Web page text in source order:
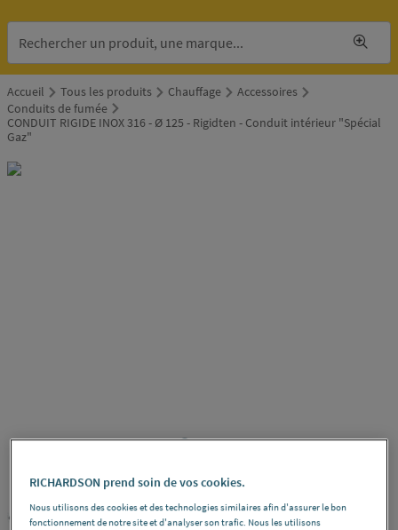
Accueil Tous les produits Chauffage
Accessoires
Conduits de fumée
CONDUIT RIGIDE INOX 316 - Ø 125 - Rigidten - Conduit intérieur "Spécial
Gaz"
TEN REF : 3351A
RICHARDSON prend soin de vos cookies.
Nous utilisons des cookies et des technologies similaires afin d'assurer le bon
fonctionnement de notre site et d'analyser son trafic. Nous les utilisons